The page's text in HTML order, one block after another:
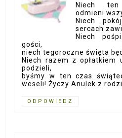
Niech
odmieni
Niech
sercach
Niech
gości,
niech tegoroczne święta
Niech razem z opłatkiem
podzieli,
byśmy w ten czas
weseli! Życzy Anulek z
ODPOWIEDZ